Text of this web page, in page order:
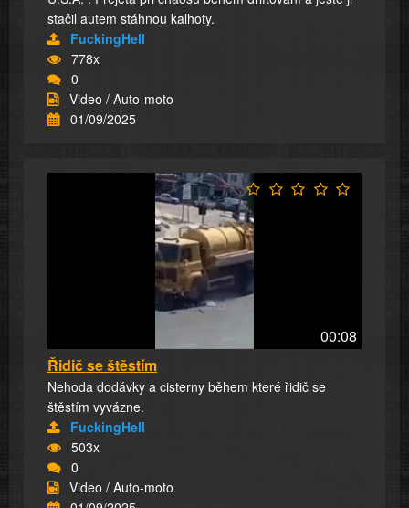
stačil autem stáhnou kalhoty.
FuckingHell
778x
0
Video / Auto-moto
01/09/2025
00:08
Řidič se štěstím
Nehoda dodávky a cisterny během které řidič se
štěstím vyvázne.
FuckingHell
503x
0
Video / Auto-moto